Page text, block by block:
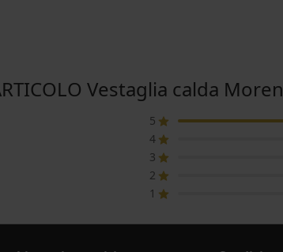
Vestaglia calda
5
4
3
2
1